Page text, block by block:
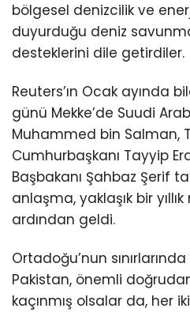
bölgesel denizcilik ve
duyurduğu deniz
desteklerini dile getirdiler.
Reuters’ın Ocak ayında
günü Mekke’de Suudi
Muhammed bin Salman,
Cumhurbaşkanı Tayyip
Başbakanı Şahbaz Şerif
anlaşma, yaklaşık bir
ardından geldi.
Ortadoğu’nun
Pakistan, önemli
kaçınmış olsalar da, her